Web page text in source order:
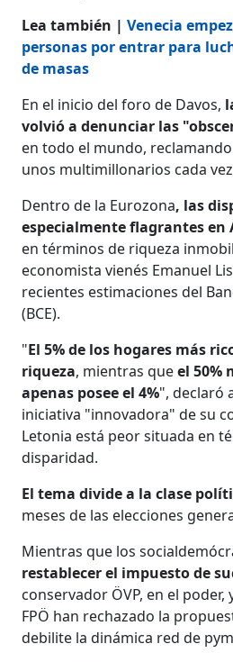
Lea también |Venecia
personas por entrar para
de masas
En el inicio del foro de Davos,
volvió a denunciar las
en todo el mundo,
unos multimillonarios cada
Dentro de la Eurozona, las
especialmente flagrantes en
en términos de riqueza
economista vienés Emanuel
recientes estimaciones del
(BCE).
"El 5% de los hogares más
riqueza, mientras queel 50%
apenas posee el 4%", declaró
iniciativa "innovadora" de su
Letonia está peor situada en
disparidad.
El tema divide a la clase
meses de las elecciones
Mientras que los
restablecer el impuesto de
conservador ÖVP, en el
FPÖ han rechazado la
debilite la dinámica red de